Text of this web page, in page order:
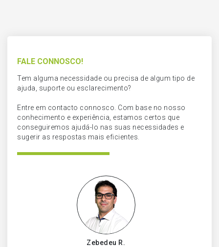
FALE CONNOSCO!
Tem alguma necessidade ou precisa de algum tipo de
ajuda, suporte ou esclarecimento?
Entre em contacto connosco. Com base no nosso
conhecimento e experiência, estamos certos que
conseguiremos ajudá-lo nas suas necessidades e
sugerir as respostas mais eficientes.
Zebedeu R.